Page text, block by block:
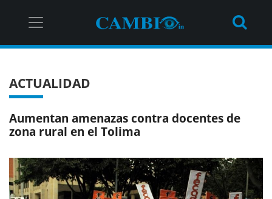
ACTUALIDAD
Aumentan amenazas contra docentes de
zona rural en el Tolima